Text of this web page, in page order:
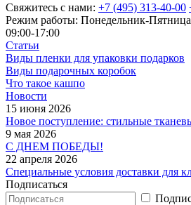
Свяжитесь с нами: +7 (495) 313-40-00
Режим работы: Понедельник-
09:00-17:00
Статьи
Виды пленки для упаковки подарков
Виды подарочных коробок
Что такое кашпо
Новости
15 июня 2026
Новое поступление: стильные
9 мая 2026
С ДНЕМ ПОБЕДЫ!
22 апреля 2026
Специальные условия доставки для
Подписаться